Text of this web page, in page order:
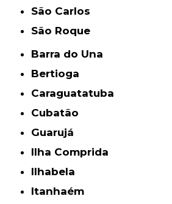
São Carlos
São Roque
Barra do Una
Bertioga
Caraguatatuba
Cubatão
Guarujá
Ilha Comprida
Ilhabela
Itanhaém